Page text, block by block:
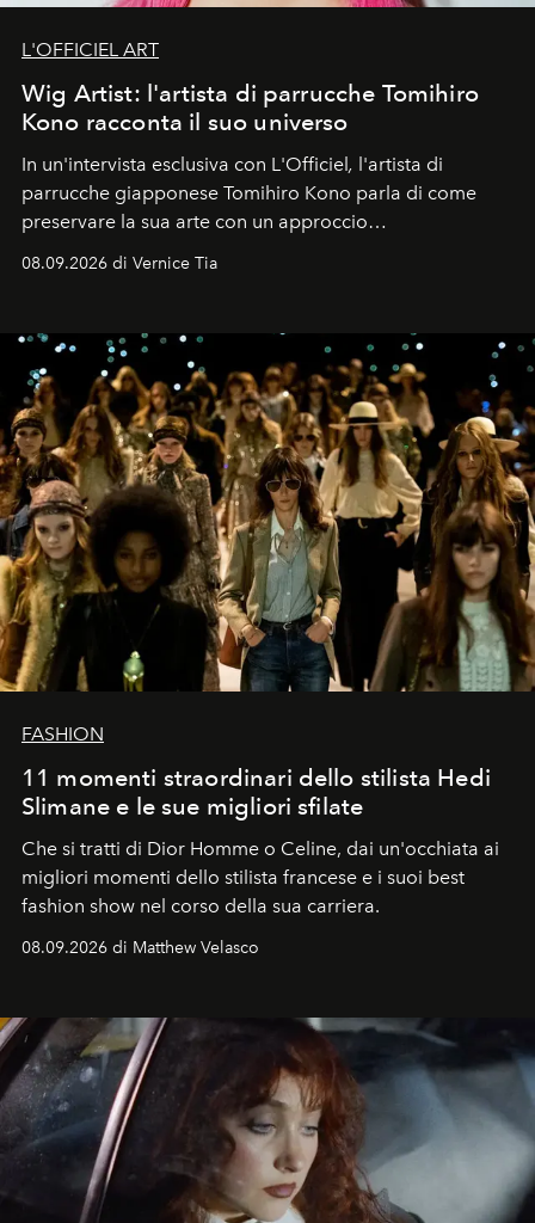
L'OFFICIEL ART
Wig Artist: l'artista di parrucche Tomihiro
Kono racconta il suo universo
In un'intervista esclusiva con L'Officiel, l'artista di
parrucche giapponese Tomihiro Kono parla di come
preservare la sua arte con un approccio
contemporaneo.
08.09.2026 di Vernice Tia
FASHION
11 momenti straordinari dello stilista Hedi
Slimane e le sue migliori sfilate
Che si tratti di Dior Homme o Celine, dai un'occhiata ai
migliori momenti dello stilista francese e i suoi best
fashion show nel corso della sua carriera.
08.09.2026 di Matthew Velasco